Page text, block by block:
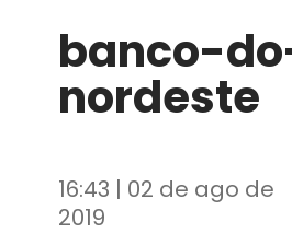
banco-
nordeste
16:43 | 02 de ago de
2019